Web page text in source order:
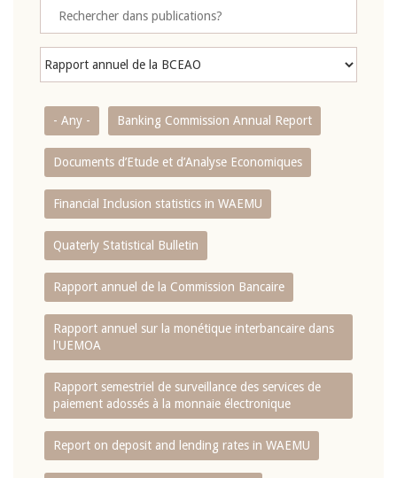
- Any - Banking Commission Annual Report
Documents d’Etude et d’Analyse Economiques
Financial Inclusion statistics in WAEMU
Quaterly Statistical Bulletin
Rapport annuel de la Commission Bancaire
Rapport annuel sur la monétique interbancaire dans
l'UEMOA
Rapport semestriel de surveillance des services de
paiement adossés à la monnaie électronique
Report on deposit and lending rates in WAEMU